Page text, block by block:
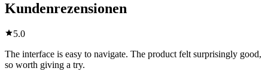
Kundenrezensionen
5.0
The interface is easy to navigate. The product felt surprisingly good,
so worth giving a try.